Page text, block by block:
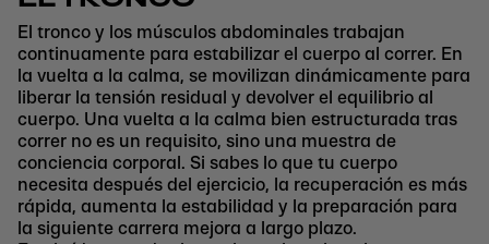
El tronco y los músculos abdominales trabajan
continuamente para estabilizar el cuerpo al correr. En
la vuelta a la calma, se movilizan dinámicamente para
liberar la tensión residual y devolver el equilibrio al
cuerpo. Una vuelta a la calma bien estructurada tras
correr no es un requisito, sino una muestra de
conciencia corporal. Si sabes lo que tu cuerpo
necesita después del ejercicio, la recuperación es más
rápida, aumenta la estabilidad y la preparación para
la siguiente carrera mejora a largo plazo.